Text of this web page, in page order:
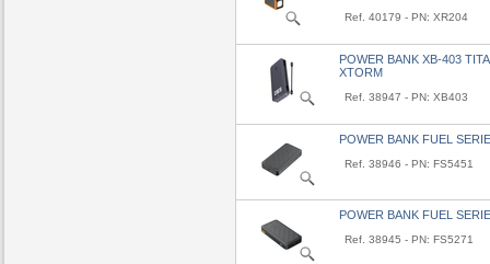
Ref. 40179 - PN: XR204
POWER BANK XB-403
XTORM
Ref. 38947 - PN: XB403
POWER BANK FUEL
Ref. 38946 - PN: FS5451
POWER BANK FUEL
Ref. 38945 - PN: FS5271